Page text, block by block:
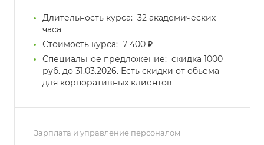
Длительность курса: 32 академических
часа
Стоимость курса: 7 400 ₽
Специальное предложение: скидка 1000
руб. до 31.03.2026. Есть скидки от обьема
для корпоративных клиентов
Зарплата и управление персоналом